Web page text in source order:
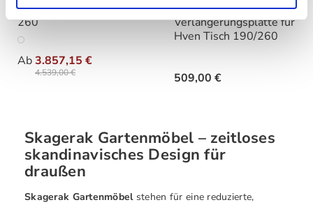
Skagerak - Hven Tisch
260
Ab3.857,15 €
4.539,00 €
Varianten
Skagerak -
Verlängerungsplatte für
Hven Tisch 190/260
509,00 €
Skagerak Gartenmöbel – zeitloses
skandinavisches Design für
draußen
Skagerak Gartenmöbelstehen für eine reduzierte,